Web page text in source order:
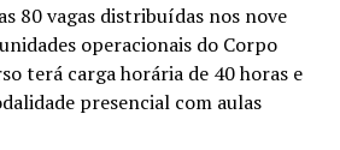
80 vagas distribuídas nos nove
operacionais do Corpo
terá carga horária de 40 horas e
presencial com aulas